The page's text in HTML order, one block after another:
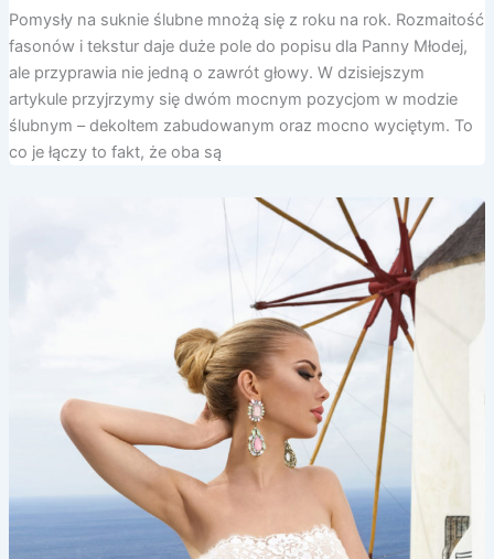
Pomysły na suknie ślubne mnożą się z roku na rok. Rozmaitość
fasonów i tekstur daje duże pole do popisu dla Panny Młodej,
ale przyprawia nie jedną o zawrót głowy. W dzisiejszym
artykule przyjrzymy się dwóm mocnym pozycjom w modzie
ślubnym – dekoltem zabudowanym oraz mocno wyciętym. To
co je łączy to fakt, że oba są